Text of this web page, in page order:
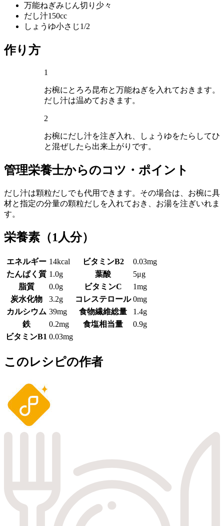
万能ねぎみじん切り 少々
だし汁150cc
しょうゆ小さじ1/2
作り方
1
お椀にとろろ昆布と万能ねぎを入れておきます。
だし汁は温めておきます。
2
お椀にだし汁を注ぎ入れ、しょうゆをたらしてひ
と混ぜしたら出来上がりです。
管理栄養士からのコツ・ポイント
だし汁は顆粒だしでも代用できます。その場合は、お椀に具
材と指定の分量の顆粒だしを入れておき、お湯を注ぎいれま
す。
栄養素 （1人分）
エネルギー 14kcal ビタミンB2
0.03mg
たんぱく質 1.0g 葉酸
5μg
脂質
0.0g ビタミンC
1mg
炭水化物
3.2g コレステロール 0mg
カルシウム 39mg 食物繊維総量
1.4g
鉄
0.2mg 食塩相当量
0.9g
ビタミンB1 0.03mg
このレシピの作者